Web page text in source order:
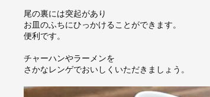
尾の裏には突起があり
お皿のふちにひっかけることができます。
便利です。
チャーハンやラーメンを
さかなレンゲでおいしくいただきましょう。